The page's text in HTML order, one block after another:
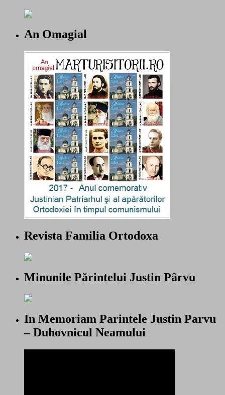
An Omagial
Revista Familia Ortodoxa
Minunile Părintelui Justin Pârvu
In Memoriam Parintele Justin Parvu
– Duhovnicul Neamului